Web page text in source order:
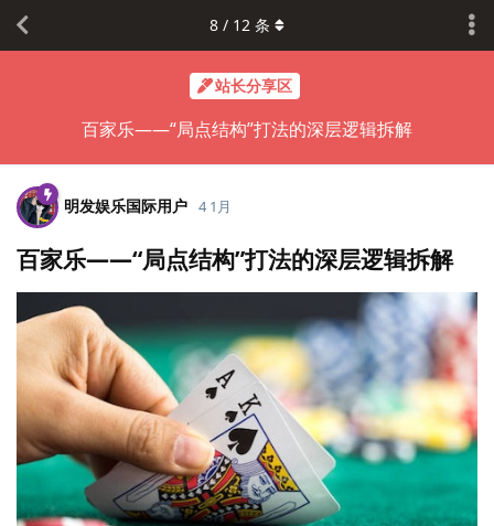
站长分享区
百家乐——“局点结构”打法的深层逻辑拆解
8 / 12 条
明发娱乐国际用户 4 1月
百家乐——“局点结构”打法的深层逻辑拆解